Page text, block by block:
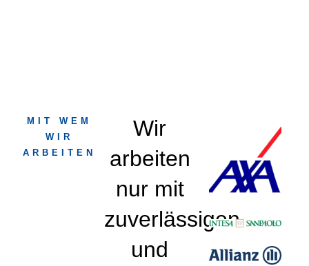
MIT WEM
WIR
ARBEITEN
Wir
arbeiten
nur mit
zuverlässigen
und